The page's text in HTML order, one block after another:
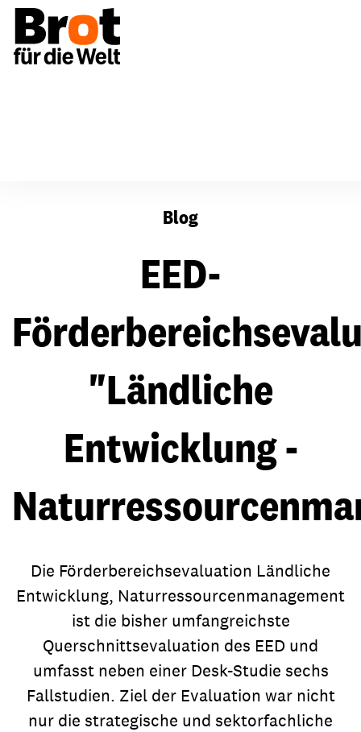
Blog
EED-
"Ländliche
Entwicklung -
Die Förderbereichsevaluation Ländliche
Entwicklung, Naturressourcenmanagement
ist die bisher umfangreichste
Querschnittsevaluation des EED und
umfasst neben einer Desk-Studie sechs
Fallstudien. Ziel der Evaluation war nicht
nur die strategische und sektorfachliche